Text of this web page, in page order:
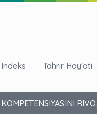
Indeks Tahrir Hay'ati